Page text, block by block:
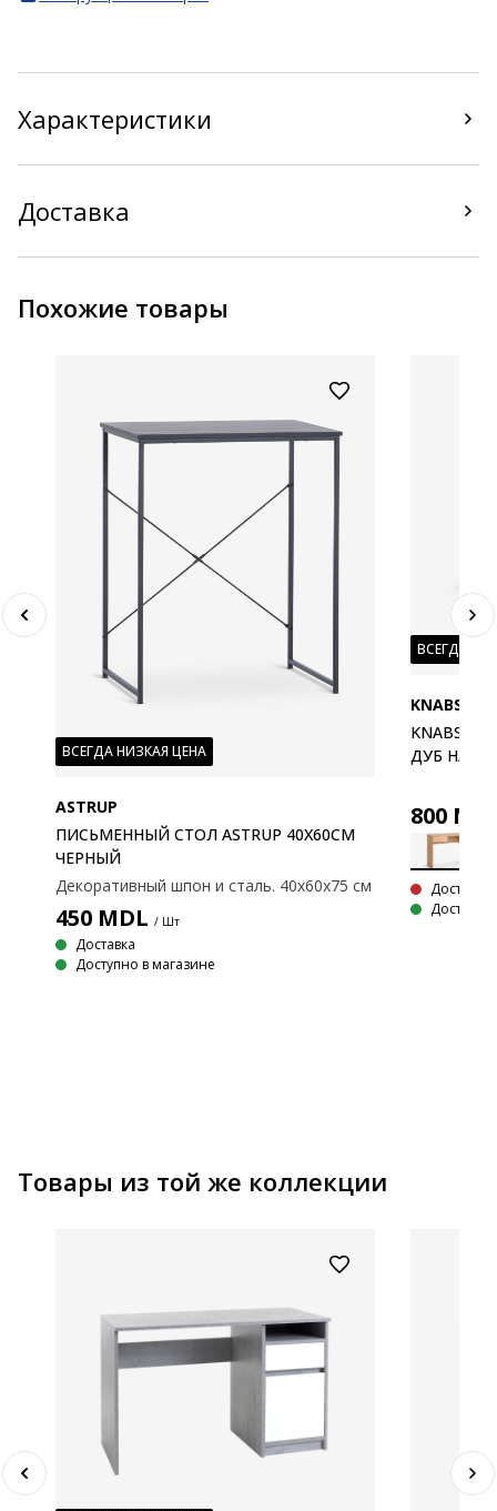
Характеристики
Доставка
Похожие товары
ВСЕГДА НИЗКАЯ ЦЕНА
ASTRUP
ПИСЬМЕННЫЙ СТОЛ ASTRUP 40X60СМ
ЧЕРНЫЙ
Декоративный шпон и сталь. 40x60x75 см
450MDL / Шт
Доставка
Доступно в магазине
ВСЕГДА
ДУБ
800
Доставка
Товары из той же коллекции